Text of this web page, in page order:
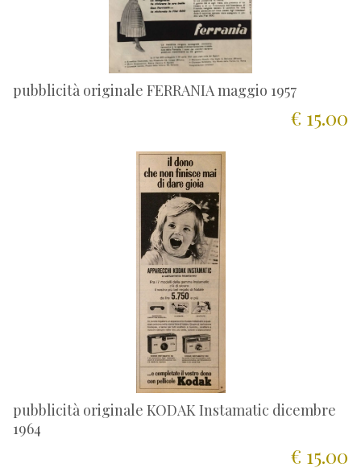
pubblicità originale FERRANIA maggio 1957
€ 15.00
pubblicità originale KODAK Instamatic dicembre
1964
€ 15.00